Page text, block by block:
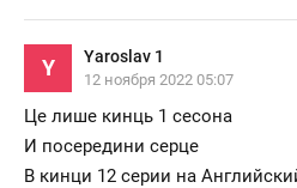
Y Yaroslav 1
12 ноября 2022 05:07
Це лише кинць 1 сесона
И посередини серце
В кинци 12 серии на